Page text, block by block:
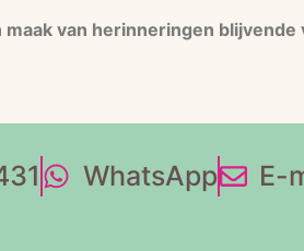
van herinneringen blijvende
WhatsApp E-